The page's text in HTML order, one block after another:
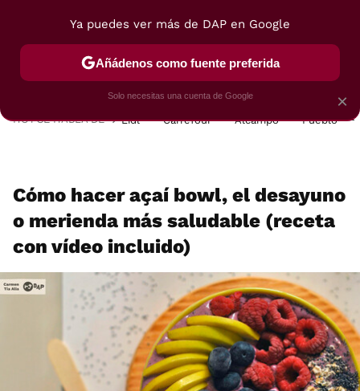
POSTRES VIAJES SELECCIÓN VEGUI
HOY SE HABLA DE Lidl Carrefour Alcampo Pueblo
Cómo hacer açaí bowl, el desayuno
o merienda más saludable (receta
con vídeo incluido)
×
Ya puedes ver más de DAP en Google
Añádenos como fuente preferida
Solo necesitas una cuenta de Google